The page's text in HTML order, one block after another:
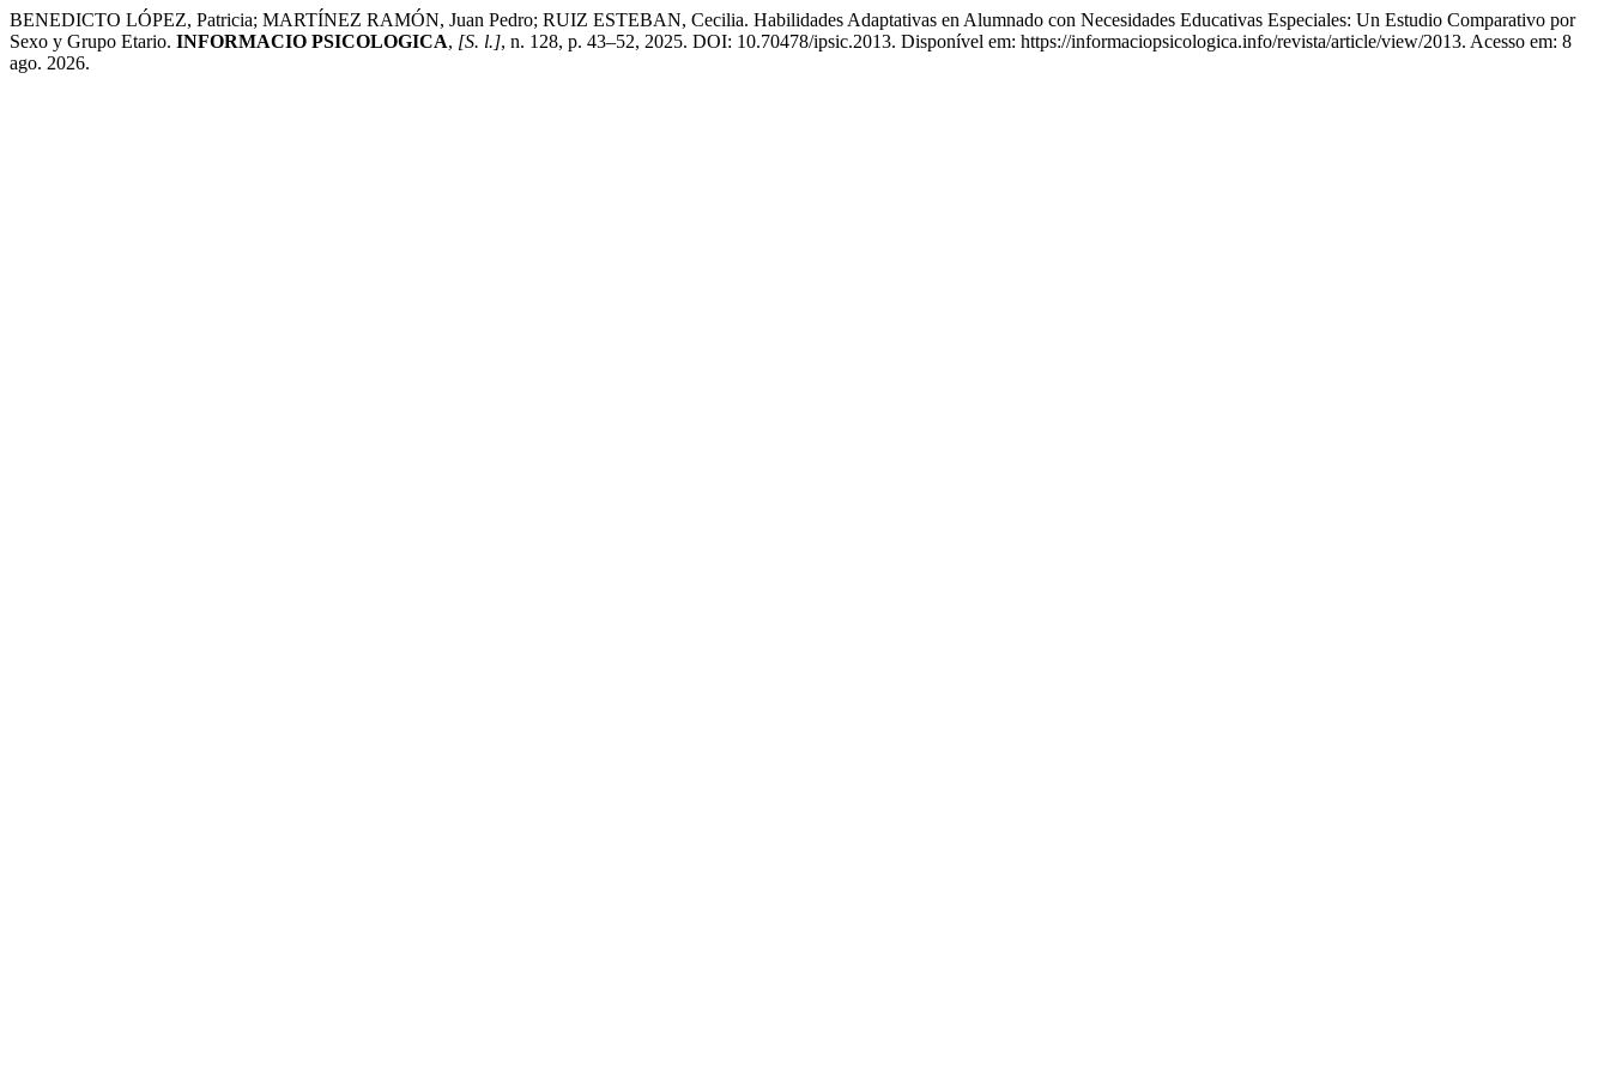
BENEDICTO LÓPEZ, Patricia; MARTÍNEZ RAMÓN, Juan Pedro; RUIZ ESTEBAN, Cecilia. Habilidades Adaptativas en Alumnado con Necesidades Educativas Especiales: Un Estudio Comparativo por
Sexo y Grupo Etario. INFORMACIO PSICOLOGICA, [S. l.], n. 128, p. 43–52, 2025. DOI: 10.70478/ipsic.2013. Disponível em: https://informaciopsicologica.info/revista/article/view/2013. Acesso em: 8
ago. 2026.